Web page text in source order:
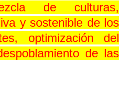
de culturas,
y sostenible de los
optimización del
de las